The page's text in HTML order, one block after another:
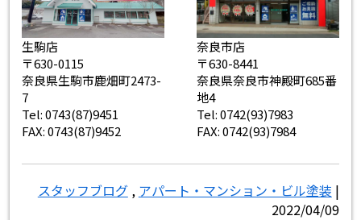
生駒店
〒630-0115
奈良県生駒市鹿畑町2473-
7
Tel: 0743(87)9451
FAX: 0743(87)9452
奈良市店
〒630-8441
奈良県奈良市神殿町685番
地4
Tel: 0742(93)7983
FAX: 0742(93)7984
スタッフブログ, アパート・マンション・ビル塗装 |
2022/04/09